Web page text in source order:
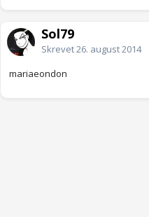
Sol79
Skrevet26. august 2014
mariaeondon